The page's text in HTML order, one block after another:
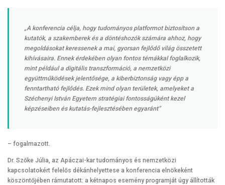
„A konferencia célja, hogy tudományos platformot biztosítson a
kutatók, a szakemberek és a döntéshozók számára ahhoz, hogy
megoldásokat keressenek a mai, gyorsan fejlődő világ összetett
kihívásaira. Ennek érdekében olyan fontos témákkal foglalkozik,
mint például a digitális transzformáció, a nemzetközi
együttműködések jelentősége, a kiberbiztonság vagy épp a
fenntartható fejlődés. Ezek mind olyan területek, amelyeket a
Széchenyi István Egyetem stratégiai fontosságúként kezel
képzéseiben és kutatás-fejlesztésében egyaránt”
– fogalmazott.
Dr. Szőke Júlia, az Apáczai-kar tudományos és nemzetközi
kapcsolatokért felelős dékánhelyettese a konferencia elnökeként
köszöntőjében rámutatott: a kétnapos esemény programját úgy állították